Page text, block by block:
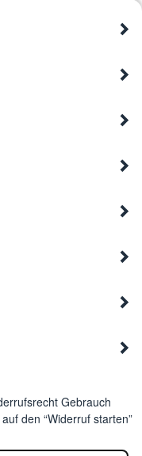
Gebrauch
den “Widerruf starten”